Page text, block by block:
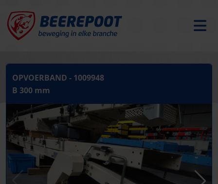
OPVOERBAND - 1009948
B 300 mm